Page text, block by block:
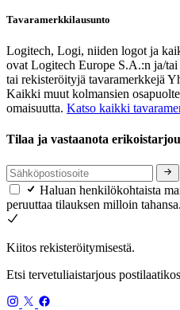
Tavaramerkkilausunto
Logitech, Logi, niiden logot ja
ovat Logitech Europe S.A.:n ja/
tai rekisteröityjä tavaramerkkejä
Kaikki muut kolmansien
omaisuutta. Katso kaikki
Tilaa ja vastaanota
Haluan henkilökohtaista
peruuttaa tilauksen milloin
Kiitos rekisteröitymisestä.
Etsi tervetuliaistarjous